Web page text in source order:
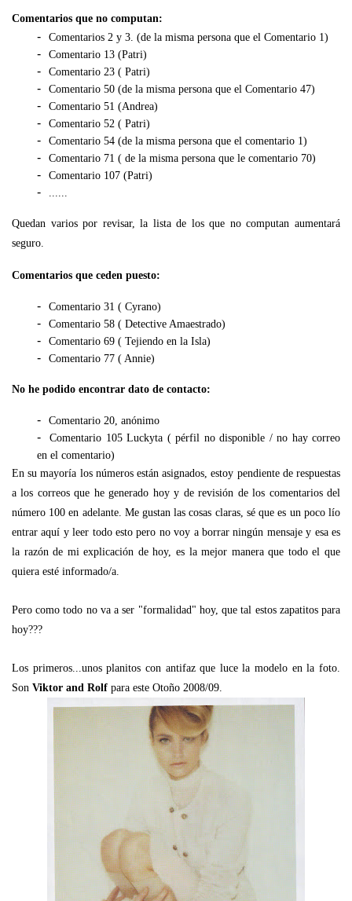
Comentarios que no computan:
Comentarios 2 y 3. (de la misma persona que el Comentario 1)
Comentario 13 (Patri)
Comentario 23 ( Patri)
Comentario 50 (de la misma persona que el Comentario 47)
Comentario 51 (Andrea)
Comentario 52 ( Patri)
Comentario 54 (de la misma persona que el comentario 1)
Comentario 71 ( de la misma persona que le comentario 70)
Comentario 107 (Patri)
Quedan varios por revisar, la lista de los que no computan aumentará
seguro.
Comentarios que ceden puesto:
Comentario 31 ( Cyrano)
Comentario 58 ( Detective Amaestrado)
Comentario 69 ( Tejiendo en la Isla)
Comentario 77 ( Annie)
No he podido encontrar dato de contacto:
Comentario 20, anónimo
Comentario 105 Luckyta ( pérfil no disponible / no hay correo
en el comentario)
En su mayoría los números están asignados, estoy pendiente de respuestas
a los correos que he generado hoy y de revisión de los comentarios del
número 100 en adelante. Me gustan las cosas claras, sé que es un poco lío
entrar aquí y leer todo esto pero no voy a borrar ningún mensaje y esa es
la razón de mi explicación de hoy, es la mejor manera que todo el que
quiera esté informado/a.
Pero como todo no va a ser "formalidad" hoy, que tal estos zapatitos para
hoy???
Los primeros...unos planitos con antifaz que luce la modelo en la foto.
Son Viktor and Rolf para este Otoño 2008/09.